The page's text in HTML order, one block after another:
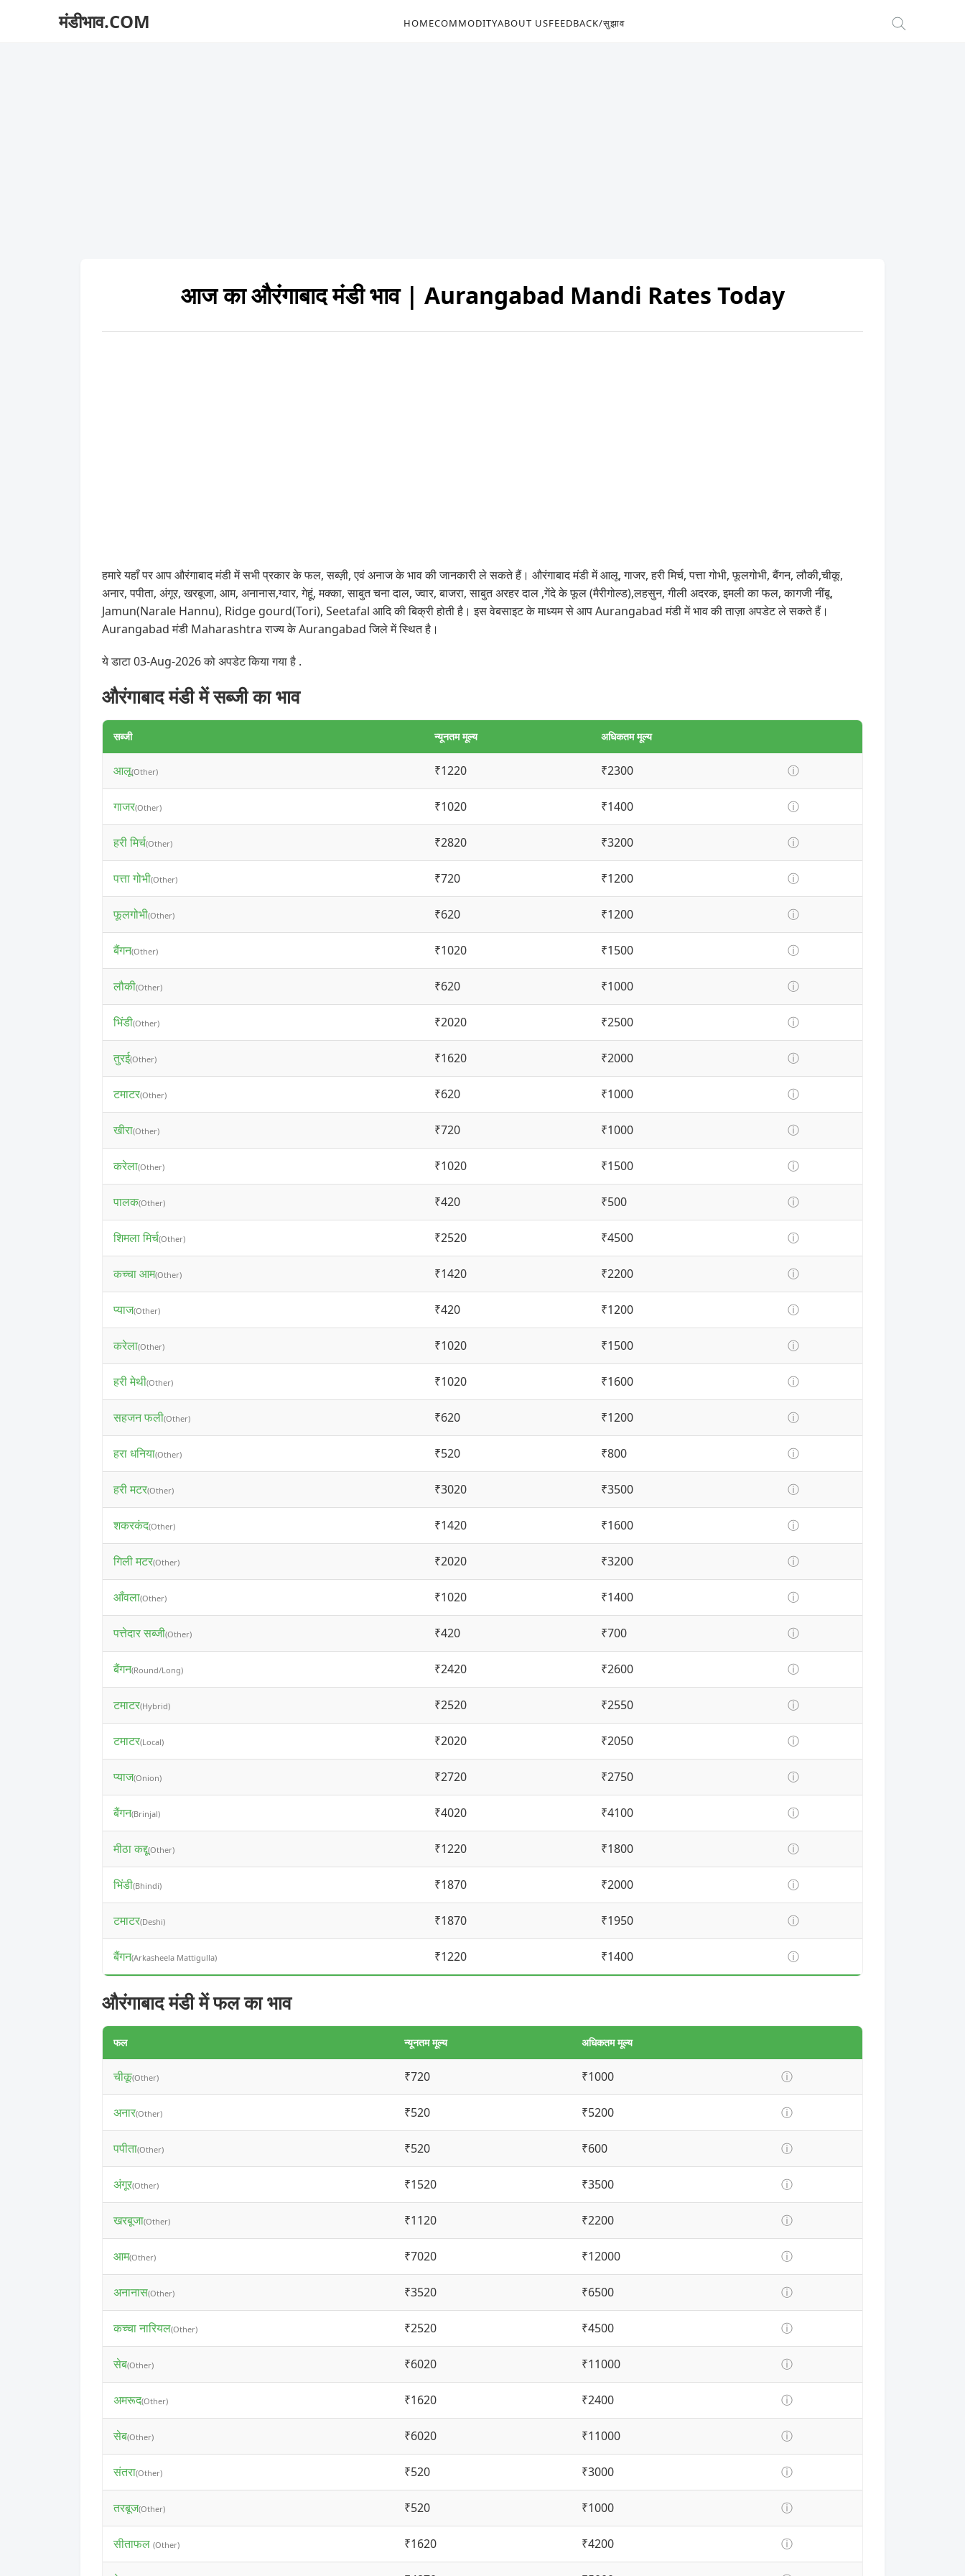
मंडीभाव.COM HOMECOMMODITYABOUT USFEEDBACK/सुझाव
आज का औरंगाबाद मंडी भाव | Aurangabad Mandi Rates Today
हमारे यहाँ पर आप औरंगाबाद मंडी में सभी प्रकार के फल, सब्ज़ी, एवं अनाज के भाव की जानकारी ले सकते हैं। औरंगाबाद मंडी में आलू, गाजर, हरी मिर्च, पत्ता गोभी, फूलगोभी, बैंगन, लौकी,चीकू,
अनार, पपीता, अंगूर, खरबूजा, आम, अनानास,ग्वार, गेहूं, मक्का, साबुत चना दाल, ज्वार, बाजरा, साबुत अरहर दाल ,गेंदे के फूल (मैरीगोल्ड),लहसुन, गीली अदरक, इमली का फल, कागजी नींबू,
Jamun(Narale Hannu), Ridge gourd(Tori), Seetafal आदि की बिक्री होती है। इस वेबसाइट के माध्यम से आप Aurangabad मंडी में भाव की ताज़ा अपडेट ले सकते हैं।
Aurangabad मंडी Maharashtra राज्य के Aurangabad जिले में स्थित है।
ये डाटा 03-Aug-2026 को अपडेट किया गया है .
औरंगाबाद मंडी में सब्जी का भाव
सब्जी न्यूनतम मूल्य अधिकतम मूल्य
आलू(Other) ₹1220 ₹2300 ⓘ
गाजर(Other) ₹1020 ₹1400 ⓘ
हरी मिर्च(Other) ₹2820 ₹3200 ⓘ
पत्ता गोभी(Other) ₹720 ₹1200 ⓘ
फूलगोभी(Other) ₹620 ₹1200 ⓘ
बैंगन(Other) ₹1020 ₹1500 ⓘ
लौकी(Other) ₹620 ₹1000 ⓘ
भिंडी(Other) ₹2020 ₹2500 ⓘ
तुरई(Other) ₹1620 ₹2000 ⓘ
टमाटर(Other) ₹620 ₹1000 ⓘ
खीरा(Other) ₹720 ₹1000 ⓘ
करेला(Other) ₹1020 ₹1500 ⓘ
पालक(Other) ₹420 ₹500 ⓘ
शिमला मिर्च(Other) ₹2520 ₹4500 ⓘ
कच्चा आम(Other) ₹1420 ₹2200 ⓘ
प्याज(Other) ₹420 ₹1200 ⓘ
करेला(Other) ₹1020 ₹1500 ⓘ
हरी मेथी(Other) ₹1020 ₹1600 ⓘ
सहजन फली(Other) ₹620 ₹1200 ⓘ
हरा धनिया(Other) ₹520 ₹800 ⓘ
हरी मटर(Other) ₹3020 ₹3500 ⓘ
शकरकंद(Other) ₹1420 ₹1600 ⓘ
गिली मटर(Other) ₹2020 ₹3200 ⓘ
आँवला(Other) ₹1020 ₹1400 ⓘ
पत्तेदार सब्जी(Other) ₹420 ₹700 ⓘ
बैंगन(Round/Long) ₹2420 ₹2600 ⓘ
टमाटर(Hybrid) ₹2520 ₹2550 ⓘ
टमाटर(Local) ₹2020 ₹2050 ⓘ
प्याज(Onion) ₹2720 ₹2750 ⓘ
बैंगन(Brinjal) ₹4020 ₹4100 ⓘ
मीठा कद्दू(Other) ₹1220 ₹1800 ⓘ
भिंडी(Bhindi) ₹1870 ₹2000 ⓘ
टमाटर(Deshi) ₹1870 ₹1950 ⓘ
बैंगन(Arkasheela Mattigulla) ₹1220 ₹1400 ⓘ
औरंगाबाद मंडी में फल का भाव
फल न्यूनतम मूल्य अधिकतम मूल्य
चीकू(Other) ₹720 ₹1000 ⓘ
अनार(Other) ₹520 ₹5200 ⓘ
पपीता(Other) ₹520 ₹600 ⓘ
अंगूर(Other) ₹1520 ₹3500 ⓘ
खरबूजा(Other) ₹1120 ₹2200 ⓘ
आम(Other) ₹7020 ₹12000 ⓘ
अनानास(Other) ₹3520 ₹6500 ⓘ
कच्चा नारियल(Other) ₹2520 ₹4500 ⓘ
सेब(Other) ₹6020 ₹11000 ⓘ
अमरूद(Other) ₹1620 ₹2400 ⓘ
सेब(Other) ₹6020 ₹11000 ⓘ
संतरा(Other) ₹520 ₹3000 ⓘ
तरबूज(Other) ₹520 ₹1000 ⓘ
सीताफल (Other) ₹1620 ₹4200 ⓘ